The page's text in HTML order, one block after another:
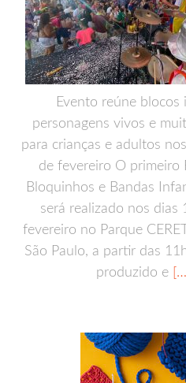
Evento reúne blocos
personagens vivos e
para crianças e adultos
de fevereiro O primeiro
Bloquinhos e Bandas
será realizado nos dias
fevereiro no Parque
São Paulo, a partir das
produzido e […]